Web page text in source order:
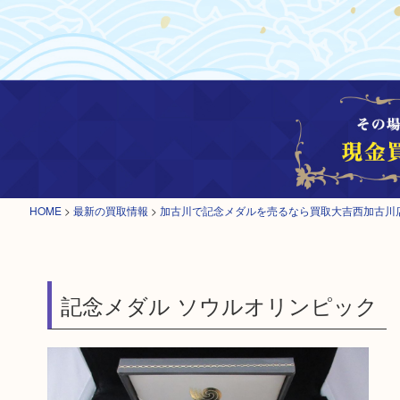
HOME > 最新の買取情報 > 加古川で記念メダルを売るなら買取大吉西加古川
記念メダル ソウルオリンピック